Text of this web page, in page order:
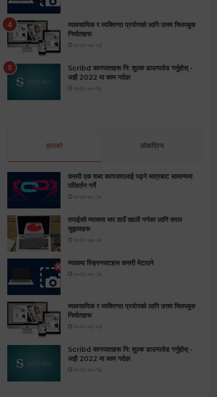
व्यावसायिक र व्यक्तिगत प्रयोगको लागि उत्तम फ्लिपबुक
निर्माताहरू
२०२२-०६-०३
Scribd कागजातहरू नि: शुल्क डाउनलोड गर्नुहोस् -
अझै 2022 मा काम गर्दछ!
२०२२-०५-१६
हालको लोकप्रिय
कसरी एक शब्द कागजातलाई पढ्ने मात्रबाट सामान्यमा
परिवर्तन गर्ने
२०२२-०८-२०
तपाईको म्याकमा थप ठाउँ खाली गर्नका लागि सरल
सुझावहरू
२०२२-०७-२४
म्याकमा स्क्रिनसटहरू कसरी मेटाउने
२०२२-०६-२४
व्यावसायिक र व्यक्तिगत प्रयोगको लागि उत्तम फ्लिपबुक
निर्माताहरू
२०२२-०६-०३
Scribd कागजातहरू नि: शुल्क डाउनलोड गर्नुहोस् -
अझै 2022 मा काम गर्दछ!
२०२२-०५-१६